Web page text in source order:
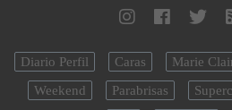
Diario Perfil Caras Marie
Weekend
Parabrisas